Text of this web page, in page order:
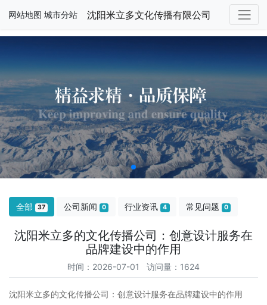
网站地图 城市分站 沈阳米立多文化传播有限公司
全部 37 公司新闻 0 行业资讯 4 常见问题 0
沈阳米立多的文化传播公司：创意设计服务在
品牌建设中的作用
时间：2026-07-01 访问量：1624
沈阳米立多的文化传播公司：创意设计服务在品牌建设中的作用